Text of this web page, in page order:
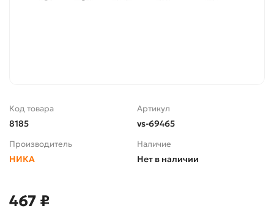
Код товара
8185
Артикул
vs-69465
Производитель
НИКА
Наличие
Нет в наличии
467 ₽